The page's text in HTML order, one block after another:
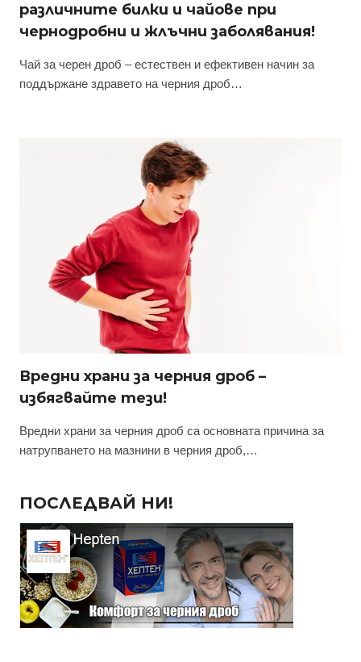
различните билки и чайове при
чернодробни и жлъчни заболявания!
Чай за черен дроб – естествен и ефективен начин за
поддържане здравето на черния дроб…
Вредни храни за черния дроб –
избягвайте тези!
Вредни храни за черния дроб са основната причина за
натрупването на мазнини в черния дроб,…
ПОСЛЕДВАЙ НИ!